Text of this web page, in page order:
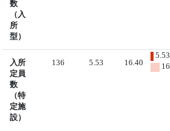
数
（入
所
型）
入所
定員
数
（特
定施
設）
136 5.53 16.40
5.53